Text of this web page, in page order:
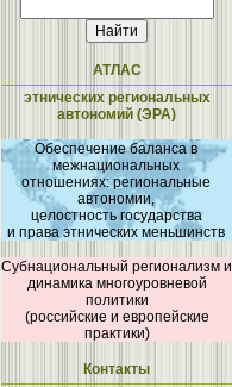
АТЛАС
этнических региональных
автономий (ЭРА)
Обеспечение баланса в
межнациональных
отношениях: региональные
автономии,
целостность государства
и права этнических меньшинств
Субнациональный регионализм и
динамика многоуровневой
политики
(российские и европейские
практики)
Контакты